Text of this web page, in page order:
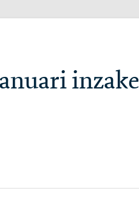
inzake